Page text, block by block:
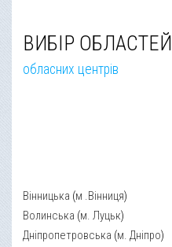
ВИБІР ОБЛАСТЕЙ
обласних центрів
Вінницька (м .Вінниця)
Волинська (м. Луцьк)
Дніпропетровська (м. Дніпро)